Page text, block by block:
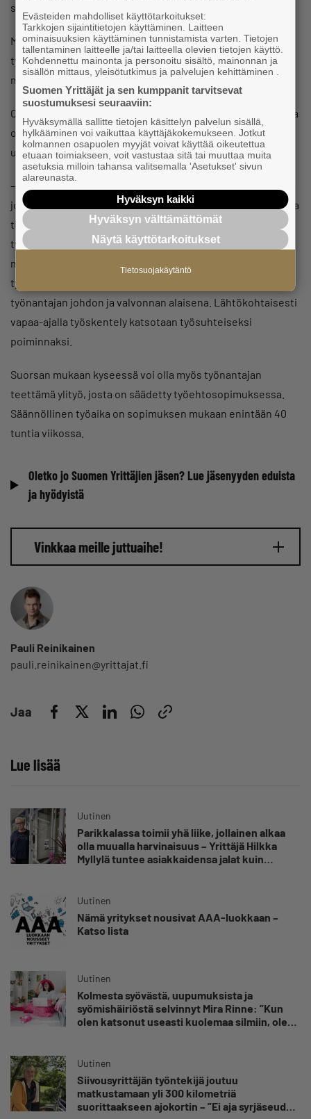
sovelletaanko siihen marjalakia.
Marjalain mukaisessa poiminnassa poimija ei ole
työsuhteessa vaan toiminnan järjestämistä määrittelee
marjalaki. Tällöin poimija myy marjat eteenpäin.
Ongelmatilanteita voi aiheuttaa tilanne, jossa työsuhteessa
oleva henkilö poimii luonnonmarjoja säännöllisen työajan
ulkopuolella. Tällöin tulee noudattaa työaikalakia.
– Jos vapaa-ajalla kerätyt marjat myydään samalle taholle,
joka on myös henkilön työnantaja, tarkastajan tulee arvioida
tilanne. Jos työsuhteen merkit täyttyvät, kyse on
työsuhteesta riippumatta siitä, mitä sopimuksessa lukee,
mihin aikaan työtä tehdään tai kenelle marjat myydään. Yksi
työsuhteen tunnusmerkeistä on, että työtä tehdään
työnantajan johdon ja valvonnan alaisena. Lähtökohtaisesti
vapaa-ajalla työskentely katsotaan työsuhteiseksi
poiminnaksi.
Suorsan mukaan kyseessä voi olla myös työnantajan
teettämä ylityö, josta on säädetty työehtosopimuksessa.
Säännöllinen työaika on sopimuksen mukaan enintään 40
tuntia viikossa.
Oletko jo Suomen Yrittäjien jäsen? Lue jäsenyyden eduista
ja hyödyistä
Vinkkaa meille juttuaihe!
Pauli Reinikainen
pauli.reinikainen@yrittajat.fi
Jaa
Lue lisää
Uutinen
Parikkalassa toimii yhä liike, jollainen alkaa
olla muualla harvinaisuus – Yrittäjä Hilkka
Myllylä tuntee asiakkaidensa jalat kuin
Uutinen
Nämä yritykset nousivat AAA-luokkaan –
Katso lista
Uutinen
Kolmesta syövästä, uupumuksista ja
syömishäiriöstä selvinnyt Mira Rinne: ”Kun
olen katsonut useasti kuolemaa silmiin, olen
Uutinen
Siivousyrittäjän työntekijä joutuu
matkustamaan yli 300 kilometriä
suorittaakseen ajokortin – ”Ei aja syrjäseudun
Evästeiden mahdolliset käyttötarkoitukset:
Tarkkojen sijaintitietojen käyttäminen. Laitteen
ominaisuuksien käyttäminen tunnistamista varten. Tietojen
tallentaminen laitteelle ja/tai laitteella olevien tietojen käyttö.
Kohdennettu mainonta ja personoitu sisältö, mainonnan ja
sisällön mittaus, yleisötutkimus ja palvelujen kehittäminen .
Suomen Yrittäjät ja sen kumppanit tarvitsevat
suostumuksesi seuraaviin:
Hyväksymällä sallitte tietojen käsittelyn palvelun sisällä,
hylkääminen voi vaikuttaa käyttäjäkokemukseen. Jotkut
kolmannen osapuolen myyjät voivat käyttää oikeutettua
etuaan toimiakseen, voit vastustaa sitä tai muuttaa muita
asetuksia milloin tahansa valitsemalla 'Asetukset' sivun
alareunasta.
Hyväksyn kaikki
Hyväksyn välttämättömät
Näytä käyttötarkoitukset
Tietosuojakäytäntö